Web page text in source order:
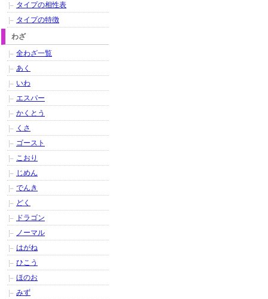
タイプの相性表
タイプの特徴
わざ
全わざ一覧
あく
いわ
エスパー
かくとう
くさ
ゴースト
こおり
じめん
でんき
どく
ドラゴン
ノーマル
はがね
ひこう
ほのお
みず